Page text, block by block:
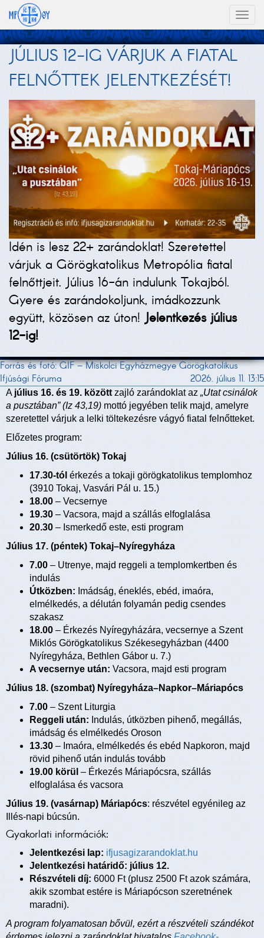
JÚLIUS 12-IG VÁRJUK A FIATAL
FELNŐTTEK JELENTKEZÉSÉT!
Idén is lesz 22+ zarándoklat! Szeretettel
várjuk a Görögkatolikus Metropólia fiatal
felnőttjeit. Július 16-án indulunk Tokajból.
Gyere és zarándokoljunk, imádkozzunk
együtt, közösen az úton! Jelentkezés július
12-ig!
Forrás és fotó: GIF – Miskolci Egyházmegye Görögkatolikus
Ifjúsági Fóruma
2026. július 11. 13:15
A július 16. és 19. közöttzajló zarándoklat az „Utat csinálok
a pusztában” (Iz 43,19) mottó jegyében telik majd, amelyre
szeretettel várjuk a lelki töltekezésre vágyó fiatal felnőtteket.
Előzetes program:
Július 16. (csütörtök) Tokaj
17.30-tól érkezés a tokaji görögkatolikus templomhoz
(3910 Tokaj, Vasvári Pál u. 15.)
18.00 – Vecsernye
19.30 – Vacsora, majd a szállás elfoglalása
20.30 – Ismerkedő este, esti program
Július 17. (péntek) Tokaj–Nyíregyháza
7.00 – Utrenye, majd reggeli a templomkertben és
indulás
Útközben: Imádság, éneklés, ebéd, imaóra,
elmélkedés, a délután folyamán pedig csendes
szakasz
18.00 – Érkezés Nyíregyházára, vecsernye a Szent
Miklós Görögkatolikus Székesegyházban (4400
Nyíregyháza, Bethlen Gábor u. 7.)
A vecsernye után: Vacsora, majd esti program
Július 18. (szombat) Nyíregyháza–Napkor–Máriapócs
7.00 – Szent Liturgia
Reggeli után: Indulás, útközben pihenő, megállás,
imádság és elmélkedés Oroson
13.30 – Imaóra, elmélkedés és ebéd Napkoron, majd
rövid pihenő után indulás tovább
19.00 körül – Érkezés Máriapócsra, szállás
elfoglalása és vacsora
Július 19. (vasárnap) Máriapócs: részvétel egyénileg az
Illés-napi búcsún.
Gyakorlati információk:
Jelentkezési lap: ifjusagizarandoklat.hu
Jelentkezési határidő: július 12.
Részvételi díj: 6000 Ft (plusz 2500 Ft azok számára,
akik szombat estére is Máriapócson szeretnének
maradni).
A program folyamatosan bővül, ezért a részvételi szándékot